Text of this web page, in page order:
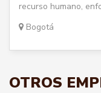
recurso humano,
Bogotá
OTROS